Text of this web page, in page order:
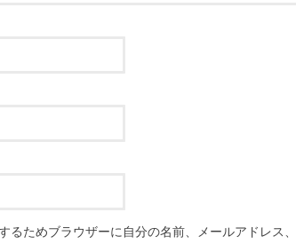
るためブラウザーに自分の名前、メールアドレス